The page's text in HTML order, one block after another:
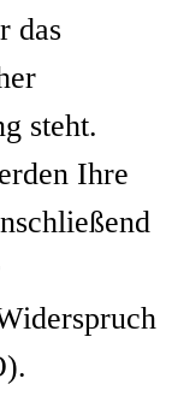
das
steht.
Ihre